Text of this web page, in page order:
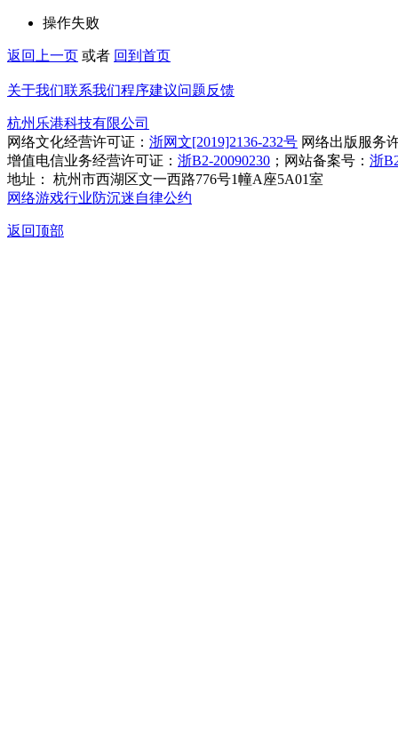
操作失败
返回上一页 或者 回到首页
关于我们联系我们程序建议问题反馈
杭州乐港科技有限公司
网络文化经营许可证： 浙网文[2019]2136-232号 网络出版服务
增值电信业务经营许可证： 浙B2-20090230 ；网站备案号： 浙
地址： 杭州市西湖区文一西路776号1幢A座5A01室
网络游戏行业防沉迷自律公约
返回顶部